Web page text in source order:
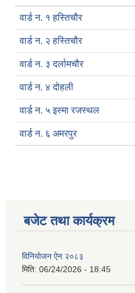
वार्ड न. १ हस्तिचौर
वार्ड न. २ हस्तिचौर
वार्ड न. ३ दर्लामचौर
वार्ड न. ४ दोहली
वार्ड न. ५ इस्मा रजस्थल
वार्ड न. ६ अमरपुर
बजेट तथा कार्यक्रम
विनियोजन ऐन २०८३
मिति: 06/24/2026 - 18:45